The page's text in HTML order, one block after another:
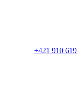
+421 910 619